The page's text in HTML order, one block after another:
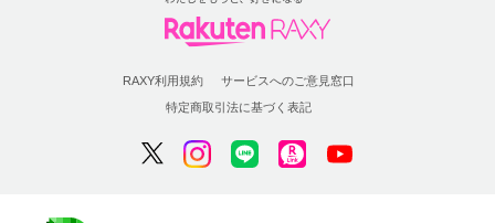
RAXY利用規約
サービスへのご意見窓口
特定商取引法に基づく表記